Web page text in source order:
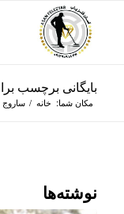
بایگانی برچسب
مکان شما: خانه / ساروج
نوشته‌ها